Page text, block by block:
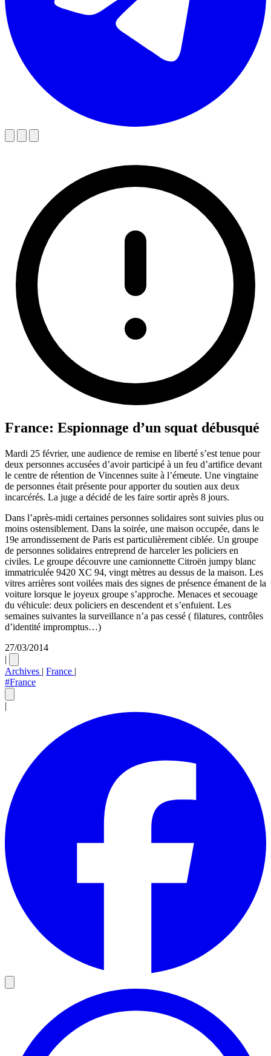
France: Espionnage d’un squat débusqué
Mardi 25 février, une audience de remise en liberté s’est tenue pour
deux personnes accusées d’avoir participé à un feu d’artifice devant
le centre de rétention de Vincennes suite à l’émeute. Une vingtaine
de personnes était présente pour apporter du soutien aux deux
incarcérés. La juge a décidé de les faire sortir après 8 jours.
Dans l’après-midi certaines personnes solidaires sont suivies plus ou
moins ostensiblement. Dans la soirée, une maison occupée, dans le
19e arrondissement de Paris est particulièrement ciblée. Un groupe
de personnes solidaires entreprend de harceler les policiers en
civiles. Le groupe découvre une camionnette Citroën jumpy blanc
immatriculée 9420 XC 94, vingt mètres au dessus de la maison. Les
vitres arrières sont voilées mais des signes de présence émanent de la
voiture lorsque le joyeux groupe s’approche. Menaces et secouage
du véhicule: deux policiers en descendent et s’enfuient. Les
semaines suivantes la surveillance n’a pas cessé ( filatures, contrôles
d’identité impromptus…)
27/03/2014
|
Archives | France |
#France
|